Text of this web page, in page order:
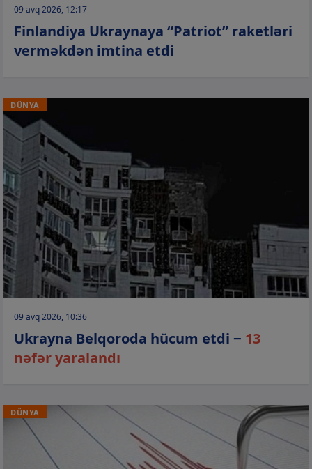
09 avq 2026, 12:17
Finlandiya Ukraynaya “Patriot” raketləri
verməkdən imtina etdi
DÜNYA
09 avq 2026, 10:36
Ukrayna Belqoroda hücum etdi − 13
nəfər yaralandı
DÜNYA